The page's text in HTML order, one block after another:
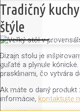
Tradičný
štýle
Dizajn stolu je
guľaté a plynule
prasklinami, čo vytvára
Ak máte o daný produkt
informácie, kontaktujte